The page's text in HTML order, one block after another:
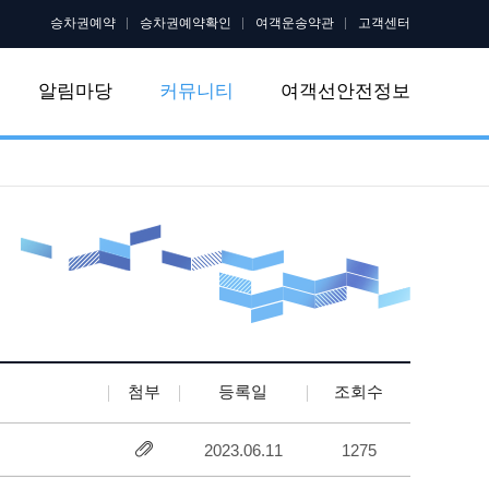
승차권예약 승차권예약확인 여객운송약관 고객센터
알림마당 커뮤니티 여객선안전정보
첨부 등록일 조회수
2023.06.11 1275